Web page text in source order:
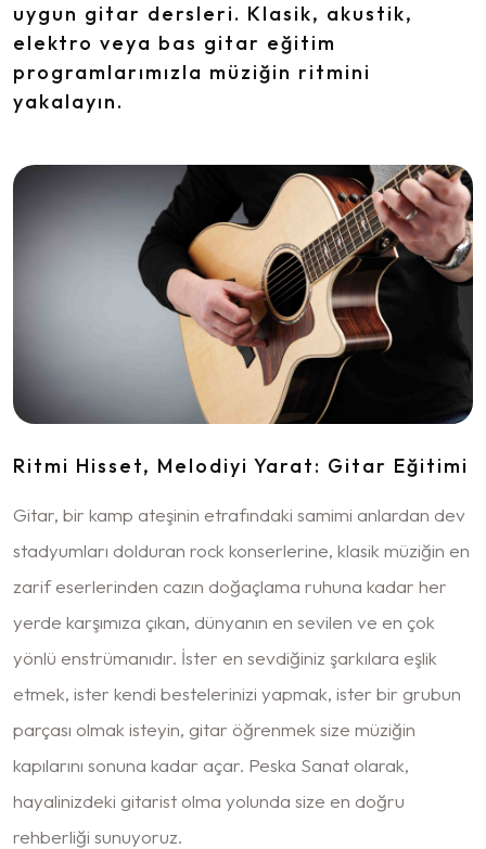
uygun gitar dersleri. Klasik, akustik,
elektro veya bas gitar eğitim
programlarımızla müziğin ritmini
yakalayın.
Ritmi Hisset, Melodiyi Yarat: Gitar Eğitimi
Gitar, bir kamp ateşinin etrafındaki samimi anlardan dev
stadyumları dolduran rock konserlerine, klasik müziğin en
zarif eserlerinden cazın doğaçlama ruhuna kadar her
yerde karşımıza çıkan, dünyanın en sevilen ve en çok
yönlü enstrümanıdır. İster en sevdiğiniz şarkılara eşlik
etmek, ister kendi bestelerinizi yapmak, ister bir grubun
parçası olmak isteyin, gitar öğrenmek size müziğin
kapılarını sonuna kadar açar. Peska Sanat olarak,
hayalinizdeki gitarist olma yolunda size en doğru
rehberliği sunuyoruz.